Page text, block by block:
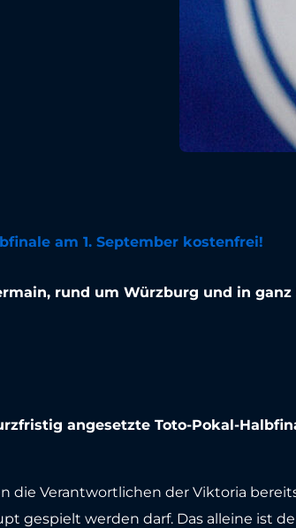
am 1. September kostenfrei!
rund um Würzburg und in
angesetzte Toto-Pokal-
die Verantwortlichen der Viktoria
gespielt werden darf. Das alleine ist